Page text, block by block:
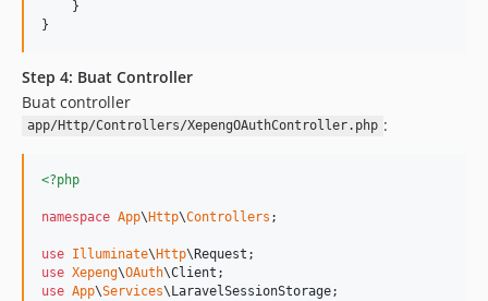
    }
}
Step 4: Buat Controller
Buat controller
app/Http/Controllers/XepengOAuthController.php :
<?php
namespace App\Http\Controllers ;
use Illuminate\Http\Request
use Xepeng\OAuth\Client
use App\Services\LaravelSessionStorage;